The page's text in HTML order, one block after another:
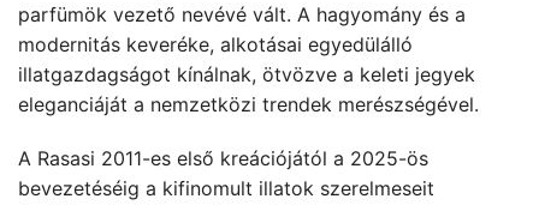
parfümök vezető nevévé vált. A hagyomány és a
modernitás keveréke, alkotásai egyedülálló
illatgazdagságot kínálnak, ötvözve a keleti jegyek
eleganciáját a nemzetközi trendek merészségével.
A Rasasi 2011-es első kreációjától a 2025-ös
bevezetéséig a kifinomult illatok szerelmeseit